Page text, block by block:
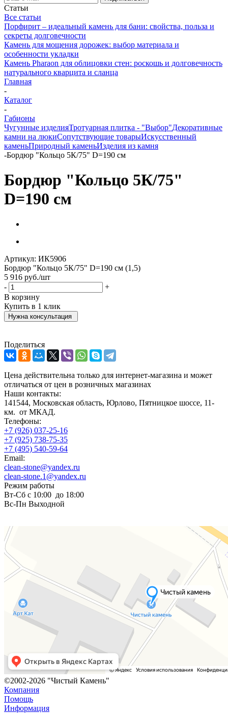
Статьи
Все статьи
Порфирит – идеальный камень для бани: свойства, польза и
секреты долговечности
Камень для мощения дорожек: выбор материала и
особенности укладки
Камень Pharaon для облицовки стен: роскошь и долговечность
натурального кварцита и сланца
Главная
-
Каталог
-
Габионы
Чугунные изделияТротуарная плитка - "Выбор"Декоративные
камни на люкиСопутствующие товарыИскусственный
каменьПриродный каменьИзделия из камня
-Бордюр "Кольцо 5К/75" D=190 см
Бордюр "Кольцо 5К/75"
D=190 см
Артикул: ИК5906
Бордюр "Кольцо 5К/75" D=190 см (1,5)
5 916 руб./шт
-
+
В корзину
Купить в 1 клик
Нужна консультация
Поделиться
Цена действительна только для интернет-магазина и может
отличаться от цен в розничных магазинах
Наши контакты:
141544, Московская область, Юрлово, Пятницкое шоссе, 11-
км. от МКАД.
Телефоны:
+7 (926) 037-25-16
+7 (925) 738-75-35
+7 (495) 540-59-64
Email:
clean-stone@yandex.ru
clean-stone.1@yandex.ru
Режим работы
Вт-Сб с 10:00 до 18:00
Вс-Пн Выходной
©2002-2026 "Чистый Камень"
Компания
Помощь
Информация